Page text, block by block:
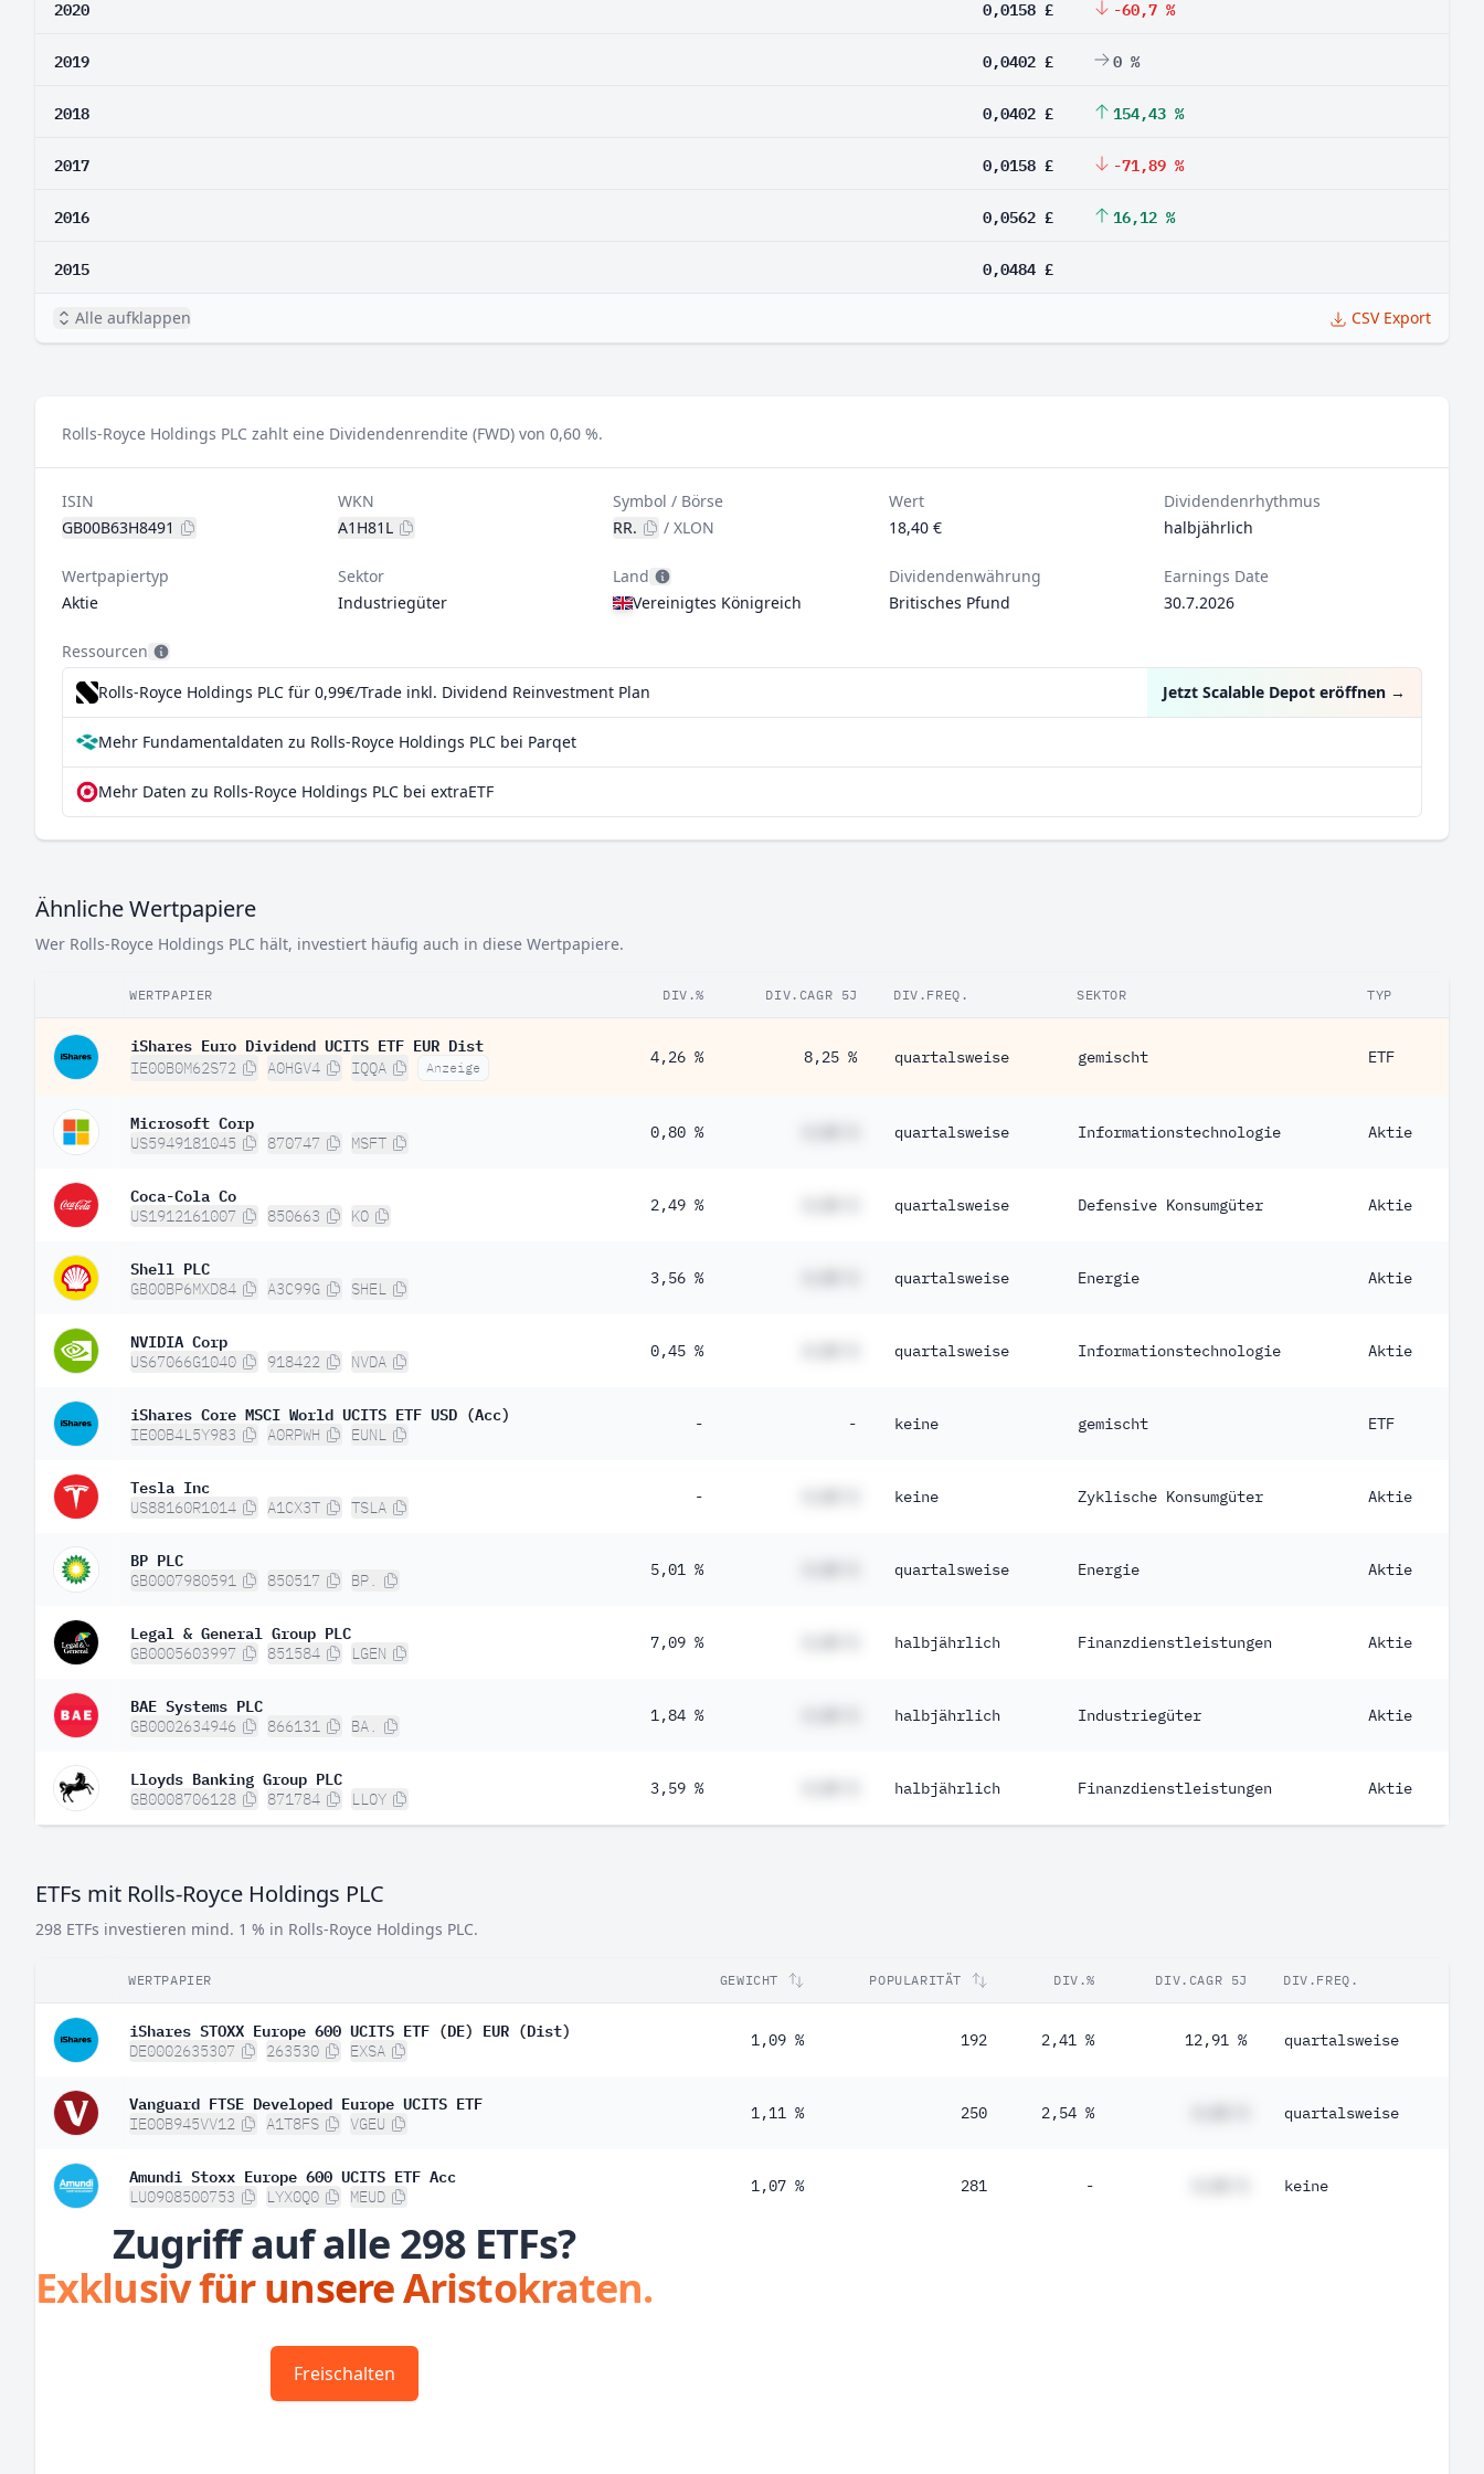
2020 0,0158 £ -60,7 %
2019 0,0402 £ 0 %
2018 0,0402 £ 154,43 %
2017 0,0158 £ -71,89 %
2016 0,0562 £ 16,12 %
2015 0,0484 £
Alle aufklappen CSV Export
Rolls-Royce Holdings PLC zahlt eine Dividendenrendite (FWD) von 0,60 %.
ISIN
GB00B63H8491
WKN
A1H81L
Symbol / Börse
RR.
/XLON
Wert
18,40 €
Dividendenrhythmus
halbjährlich
Wertpapiertyp
Aktie
Sektor
Industriegüter
Land
Vereinigtes Königreich
Dividendenwährung
Britisches Pfund
Earnings Date
30.7.2026
Ressourcen
Rolls-Royce Holdings PLC für 0,99€/Trade inkl. Dividend Reinvestment Plan
Jetzt Scalable Depot eröffnen →
Mehr Fundamentaldaten zu Rolls-Royce Holdings PLC bei Parqet
Mehr Daten zu Rolls-Royce Holdings PLC bei extraETF
Ähnliche Wertpapiere
Wer Rolls-Royce Holdings PLC hält, investiert häufig auch in diese Wertpapiere.
WERTPAPIER DIV.% DIV.CAGR 5J DIV.FREQ. SEKTOR TYP
iShares Euro Dividend UCITS ETF EUR Dist
IE00B0M62S72 A0HGV4 IQQA Anzeige
4,26 % 8,25 % quartalsweise gemischt ETF
Microsoft Corp
US5949181045 870747 MSFT
0,80 % quartalsweise Informationstechnologie Aktie
Coca-Cola Co
US1912161007 850663 KO
2,49 % quartalsweise Defensive Konsumgüter Aktie
Shell PLC
GB00BP6MXD84 A3C99G SHEL
3,56 % quartalsweise Energie Aktie
NVIDIA Corp
US67066G1040 918422 NVDA
0,45 % quartalsweise Informationstechnologie Aktie
iShares Core MSCI World UCITS ETF USD (Acc)
IE00B4L5Y983 A0RPWH EUNL
- - keine gemischt ETF
Tesla Inc
US88160R1014 A1CX3T TSLA
- keine Zyklische Konsumgüter Aktie
BP PLC
GB0007980591 850517 BP.
5,01 % quartalsweise Energie Aktie
Legal & General Group PLC
GB0005603997 851584 LGEN
7,09 % halbjährlich Finanzdienstleistungen Aktie
BAE Systems PLC
GB0002634946 866131 BA.
1,84 % halbjährlich Industriegüter Aktie
Lloyds Banking Group PLC
GB0008706128 871784 LLOY
3,59 % halbjährlich Finanzdienstleistungen Aktie
ETFs mit Rolls-Royce Holdings PLC
298 ETFs investieren mind. 1 % in Rolls-Royce Holdings PLC.
WERTPAPIER GEWICHT POPULARITÄT DIV.% DIV.CAGR 5J DIV.FREQ.
iShares STOXX Europe 600 UCITS ETF (DE) EUR (Dist)
DE0002635307 263530 EXSA
1,09 % 192 2,41 % 12,91 % quartalsweise
Vanguard FTSE Developed Europe UCITS ETF
IE00B945VV12 A1T8FS VGEU
1,11 % 250 2,54 % quartalsweise
Amundi Stoxx Europe 600 UCITS ETF Acc
LU0908500753 LYX0Q0 MEUD
1,07 % 281 - keine
Zugriff auf alle 298 ETFs?
Exklusiv für unsere Aristokraten.
Freischalten